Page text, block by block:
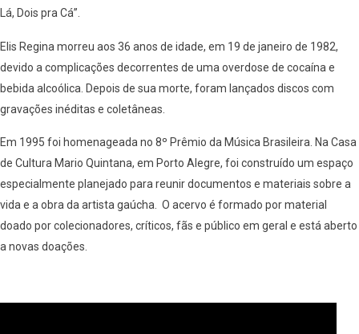
Lá, Dois pra Cá”.
Elis Regina morreu aos 36 anos de idade, em 19 de janeiro de 1982,
devido a complicações decorrentes de uma overdose de cocaína e
bebida alcoólica. Depois de sua morte, foram lançados discos com
gravações inéditas e coletâneas.
Em 1995 foi homenageada no 8º Prêmio da Música Brasileira. Na Casa
de Cultura Mario Quintana, em Porto Alegre, foi construído um espaço
especialmente planejado para reunir documentos e materiais sobre a
vida e a obra da artista gaúcha. O acervo é formado por material
doado por colecionadores, críticos, fãs e público em geral e está aberto
a novas doações.